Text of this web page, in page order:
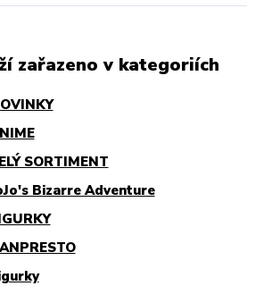
zařazeno v kategoriích
SORTIMENT
Bizarre Adventure